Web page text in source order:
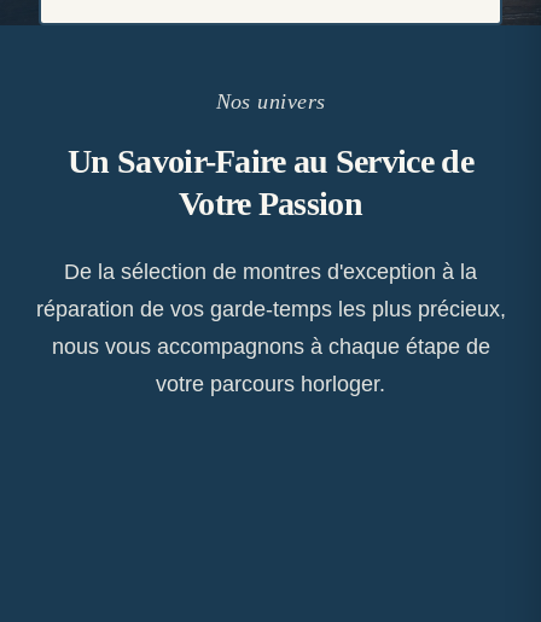
Nos univers
Un Savoir-Faire au Service de
Votre Passion
De la sélection de montres d'exception à la
réparation de vos garde-temps les plus précieux,
nous vous accompagnons à chaque étape de
votre parcours horloger.